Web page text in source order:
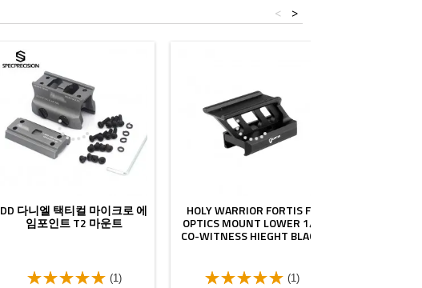
>
<
DD 다니엘 택티컬 마이크로 에
임포인트 T2 마운트
(1)
HOLY WARRIOR FORTIS F1
OPTICS MOUNT LOWER 1/3
CO-WITNESS HIEGHT BLACK
(1)